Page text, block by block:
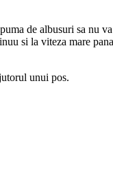
de albusuri sa nu
si la viteza mare
unui pos.